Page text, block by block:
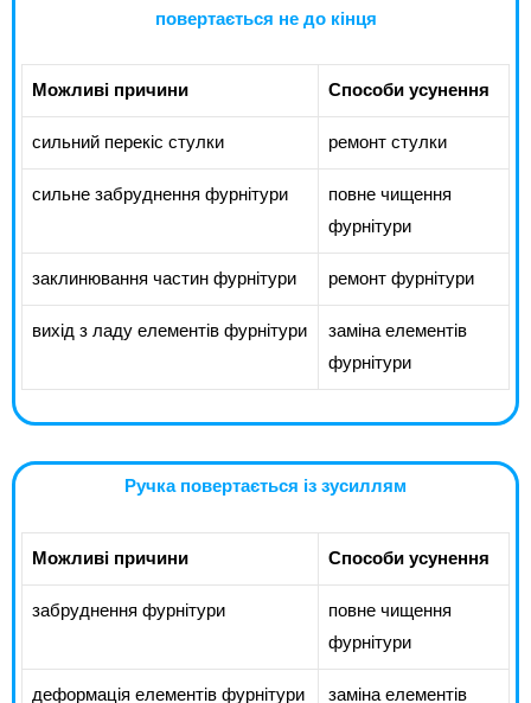
повертається не до кінця
Можливі причини Способи усунення
сильний перекіс стулки ремонт стулки
сильне забруднення фурнітури
повне чищення
фурнітури
заклинювання частин фурнітури ремонт фурнітури
вихід з ладу елементів фурнітури
заміна елементів
фурнітури
Ручка повертається із зусиллям
Можливі причини Способи усунення
забруднення фурнітури
повне чищення
фурнітури
деформація елементів фурнітури
заміна елементів